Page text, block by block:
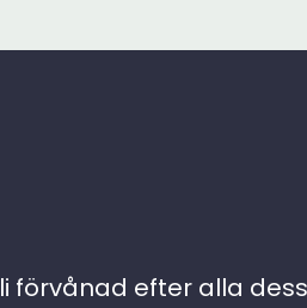
förvånad efter alla